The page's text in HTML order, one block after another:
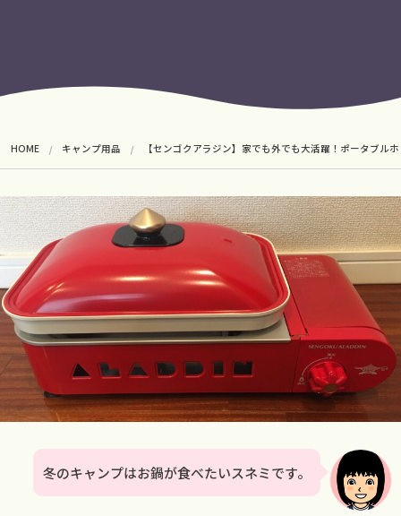
HOME キャンプ用品 【センゴクアラジン】家でも外でも大活躍！ポータブル
冬のキャンプはお鍋が食べたいスネミです。